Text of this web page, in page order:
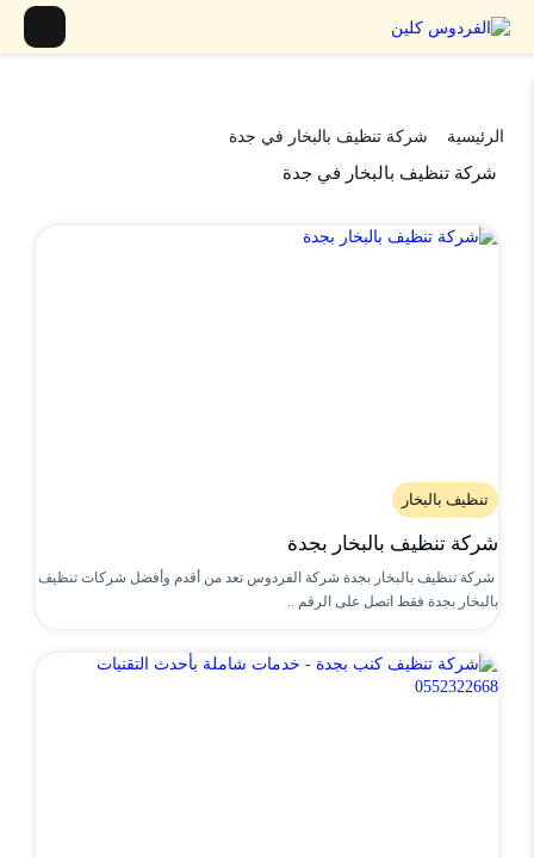
الرئيسية شركة تنظيف بالبخار في جدة
شركة تنظيف بالبخار في جدة
تنظيف بالبخار
شركة تنظيف بالبخار بجدة
شركة تنظيف بالبخار بجدة شركة الفردوس تعد من أقدم وأفضل شركات تنظيف
بالبخار بجدة فقط اتصل على الرقم ..